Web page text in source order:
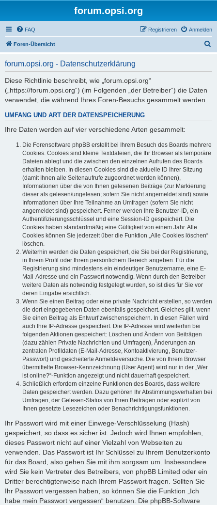
forum.opsi.org
FAQ Anmelden
Registrieren
Foren-Übersicht
forum.opsi.org - Datenschutzerklärung
Diese Richtlinie beschreibt, wie „forum.opsi.org“
(„https://forum.opsi.org“) (im Folgenden „der Betreiber“) die Daten
verwendet, die während Ihres Foren-Besuchs gesammelt werden.
UMFANG UND ART DER DATENSPEICHERUNG
Ihre Daten werden auf vier verschiedene Arten gesammelt:
Die Forensoftware phpBB erstellt bei Ihrem Besuch des Boards mehrere
Cookies. Cookies sind kleine Textdateien, die Ihr Browser als temporäre
Dateien ablegt und die zwischen den einzelnen Aufrufen des Boards
erhalten bleiben. In diesen Cookies sind die aktuelle ID Ihrer Sitzung
(damit Ihnen alle Seitenaufrufe zugeordnet werden können),
Informationen über die von Ihnen gelesenen Beiträge (zur Markierung
dieser als gelesen/ungelesen; sofern Sie nicht angemeldet sind) sowie
Informationen über Ihre Teilnahme an Umfragen (sofern Sie nicht
angemeldet sind) gespeichert. Ferner werden Ihre Benutzer-ID, ein
Authentifizierungsschlüssel und eine Session-ID gespeichert. Die
Cookies haben standardmäßig eine Gültigkeit von einem Jahr. Alle
Cookies können Sie jederzeit über die Funktion „Alle Cookies löschen“
löschen.
Weiterhin werden die Daten gespeichert, die Sie bei der Registrierung,
in Ihrem Profil oder Ihrem persönlichem Bereich angeben. Für die
Registrierung sind mindestens ein eindeutiger Benutzername, eine E-
Mail-Adresse und ein Passwort notwendig. Wenn durch den Betreiber
weitere Daten als notwendig festgelegt wurden, so ist dies für Sie vor
deren Eingabe ersichtlich.
Wenn Sie einen Beitrag oder eine private Nachricht erstellen, so werden
die dort eingegebenen Daten ebenfalls gespeichert. Gleiches gilt, wenn
Sie einen Beitrag als Entwurf zwischenspeichern. In diesen Fällen wird
auch Ihre IP-Adresse gespeichert. Die IP-Adresse wird weiterhin bei
folgenden Aktionen gespeichert: Löschen und Ändern von Beiträgen
(dazu zählen Private Nachrichten und Umfragen), Änderungen an
zentralen Profildaten (E-Mail-Adresse, Kontoaktivierung, Benutzer-
Passwort) und gescheiterte Anmeldeversuche. Die von Ihrem Browser
übermittelte Browser-Kennzeichnung (User Agent) wird nur in der „Wer
ist online?“-Funktion angezeigt und nicht dauerhaft gespeichert.
Schließlich erfordern einzelne Funktionen des Boards, dass weitere
Daten gespeichert werden. Dazu gehören Ihr Abstimmungsverhalten bei
Umfragen, der Gelesen-Status von Ihren Beiträgen oder explizit von
Ihnen gesetzte Lesezeichen oder Benachrichtigungsfunktionen.
Ihr Passwort wird mit einer Einwege-Verschlüsselung (Hash)
gespeichert, so dass es sicher ist. Jedoch wird Ihnen empfohlen,
dieses Passwort nicht auf einer Vielzahl von Webseiten zu
verwenden. Das Passwort ist Ihr Schlüssel zu Ihrem Benutzerkonto
für das Board, also gehen Sie mit ihm sorgsam um. Insbesondere
wird Sie kein Vertreter des Betreibers, von phpBB Limited oder ein
Dritter berechtigterweise nach Ihrem Passwort fragen. Sollten Sie
Ihr Passwort vergessen haben, so können Sie die Funktion „Ich
habe mein Passwort vergessen“ benutzen. Die phpBB-Software